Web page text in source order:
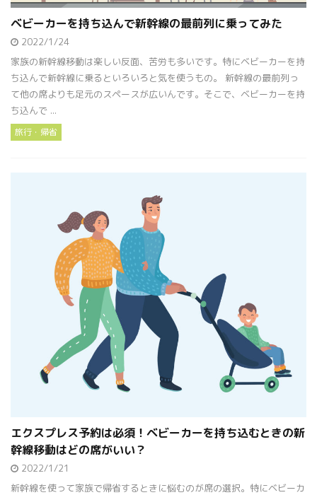
ベビーカーを持ち込んで新幹線の最前列に乗ってみた
2022/1/24
家族の新幹線移動は楽しい反面、苦労も多いです。特にベビーカーを持
ち込んで新幹線に乗るといろいろと気を使うもの。 新幹線の最前列っ
て他の席よりも足元のスペースが広いんです。そこで、ベビーカーを持
ち込んで ...
旅行・帰省
エクスプレス予約は必須！ベビーカーを持ち込むときの新
幹線移動はどの席がいい？
2022/1/21
新幹線を使って家族で帰省するときに悩むのが席の選択。特にベビーカ